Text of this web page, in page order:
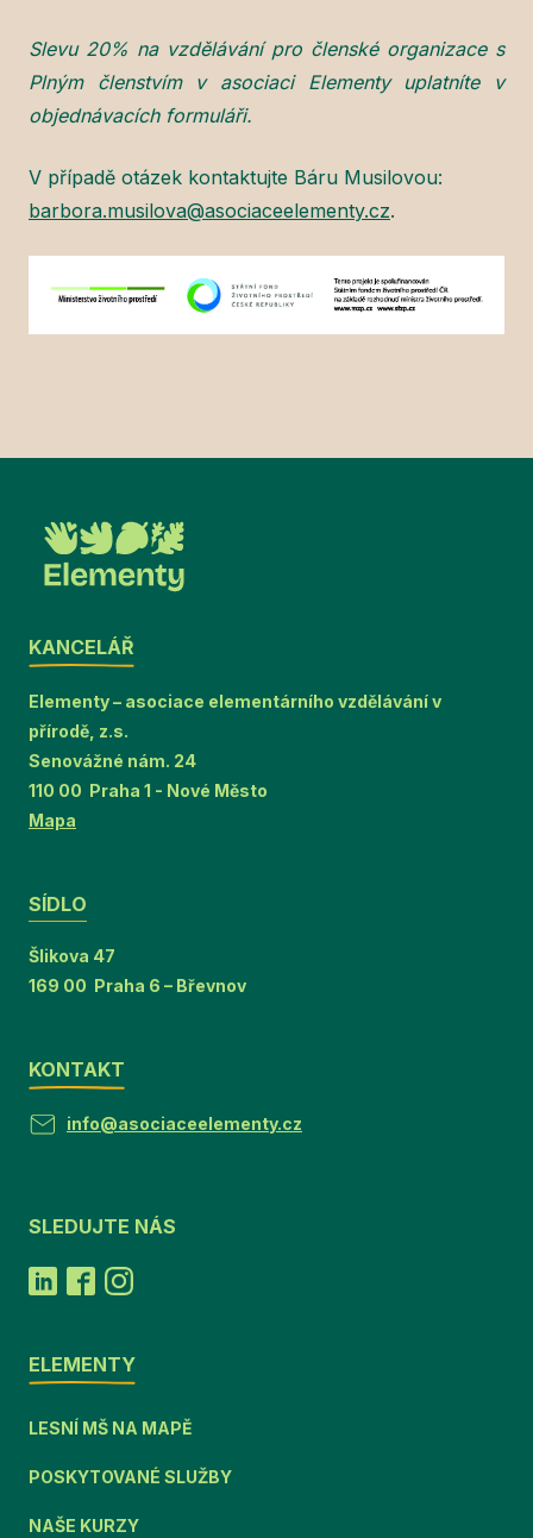
Slevu 20% na vzdělávání pro členské organizace s
Plným členstvím v asociaci Elementy uplatníte v
objednávacích formuláři.
V případě otázek kontaktujte Báru Musilovou:
barbora.musilova@asociaceelementy.cz.
KANCELÁŘ
Elementy – asociace elementárního vzdělávání v
přírodě, z.s.
Senovážné nám. 24
110 00 Praha 1 - Nové Město
Mapa
SÍDLO
Šlikova 47
169 00 Praha 6 – Břevnov
KONTAKT
info@asociaceelementy.cz
SLEDUJTE NÁS
ELEMENTY
LESNÍ MŠ NA MAPĚ
POSKYTOVANÉ SLUŽBY
NAŠE KURZY